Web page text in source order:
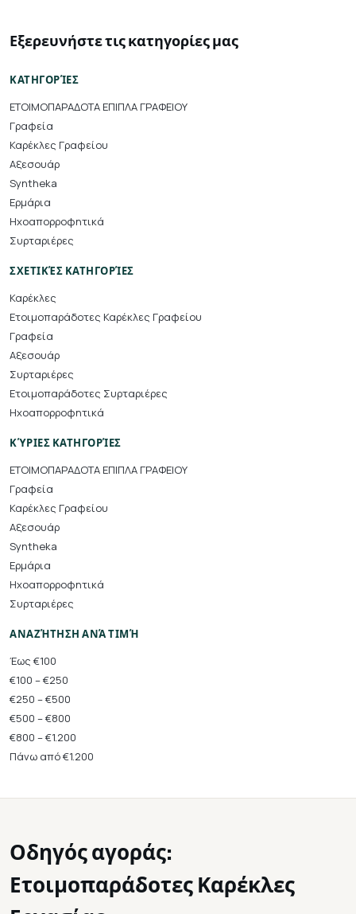
Εξερευνήστε τις κατηγορίες μας
ΚΑΤΗΓΟΡΊΕΣ
ΕΤΟΙΜΟΠΑΡΑΔΟΤΑ ΕΠΙΠΛΑ ΓΡΑΦΕΙΟΥ
Γραφεία
Καρέκλες Γραφείου
Αξεσουάρ
Syntheka
Ερμάρια
Ηχοαπορροφητικά
Συρταριέρες
ΣΧΕΤΙΚΈΣ ΚΑΤΗΓΟΡΊΕΣ
Καρέκλες
Ετοιμοπαράδοτες Καρέκλες Γραφείου
Γραφεία
Αξεσουάρ
Συρταριέρες
Ετοιμοπαράδοτες Συρταριέρες
Ηχοαπορροφητικά
ΚΎΡΙΕΣ ΚΑΤΗΓΟΡΊΕΣ
ΕΤΟΙΜΟΠΑΡΑΔΟΤΑ ΕΠΙΠΛΑ ΓΡΑΦΕΙΟΥ
Γραφεία
Καρέκλες Γραφείου
Αξεσουάρ
Syntheka
Ερμάρια
Ηχοαπορροφητικά
Συρταριέρες
ΑΝΑΖΉΤΗΣΗ ΑΝΆ ΤΙΜΉ
Έως €100
€100 – €250
€250 – €500
€500 – €800
€800 – €1.200
Πάνω από €1.200
Οδηγός αγοράς:
Ετοιμοπαράδοτες Καρέκλες